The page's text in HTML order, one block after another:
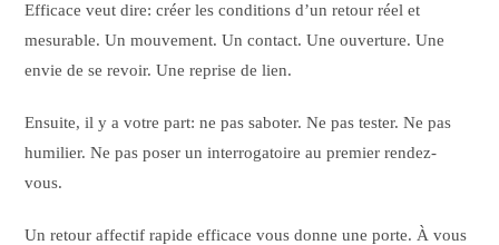
Efficace veut dire: créer les conditions d’un retour réel et
mesurable. Un mouvement. Un contact. Une ouverture. Une
envie de se revoir. Une reprise de lien.
Ensuite, il y a votre part: ne pas saboter. Ne pas tester. Ne pas
humilier. Ne pas poser un interrogatoire au premier rendez-
vous.
Un retour affectif rapide efficace vous donne une porte. À vous